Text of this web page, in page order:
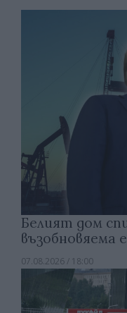
Белият дом
възобновяема
07.08.2026 / 18:00